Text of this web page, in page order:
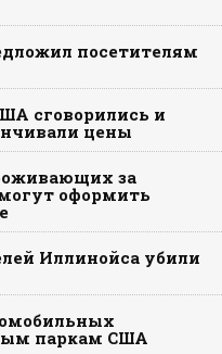
посетителям
сговорились и
цены
за
оформить
Иллинойса убили
паркам США